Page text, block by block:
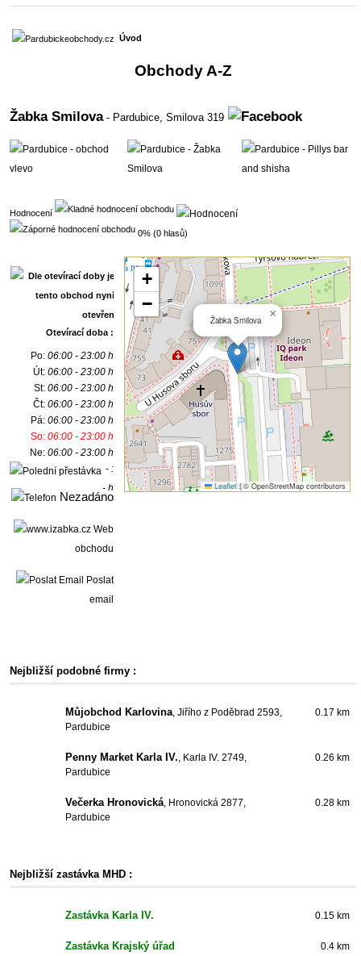
Úvod
Obchody A-Z
Žabka Smilova- Pardubice,Smilova 319
Hodnocení
0% (0 hlasů)
Otevírací doba :
Po:06:00 - 23:00 h
Út:06:00 - 23:00 h
St:06:00 - 23:00 h
Čt:06:00 - 23:00 h
Pá:06:00 - 23:00 h
So:06:00 - 23:00 h
Ne:06:00 - 23:00 h
- :
- h
Nezadáno
Web
obchodu
Poslat
email
Žabka Smilova ×
+
−
Leaflet |© OpenStreetMap contributors
Nejbližší podobné firmy :
Můjobchod Karlovina, Jiřího z Poděbrad 2593,
Pardubice
0.17 km
Penny Market Karla IV., Karla IV. 2749,
Pardubice
0.26 km
Večerka Hronovická, Hronovická 2877,
Pardubice
0.28 km
Nejbližší zastávka MHD :
Zastávka Karla IV. 0.15 km
Zastávka Krajský úřad 0.4 km